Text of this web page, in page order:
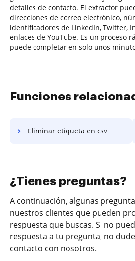
detalles de contacto. El extractor
direcciones de correo electrónico,
identificadores de LinkedIn, Twitter,
enlaces de YouTube. Es un proceso
puede completar en solo unos
Funciones
Eliminar etiqueta en csv
¿Tienes preguntas?
A continuación, algunas
nuestros clientes que pueden
respuesta que buscas. Si no
respuesta a tu pregunta, no
contacto con nosotros.